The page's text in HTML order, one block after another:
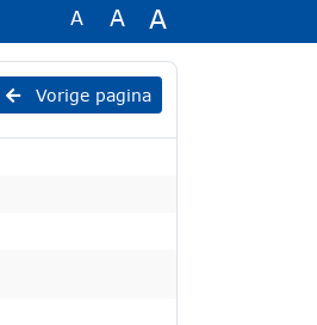
A A A
Vorige pagina